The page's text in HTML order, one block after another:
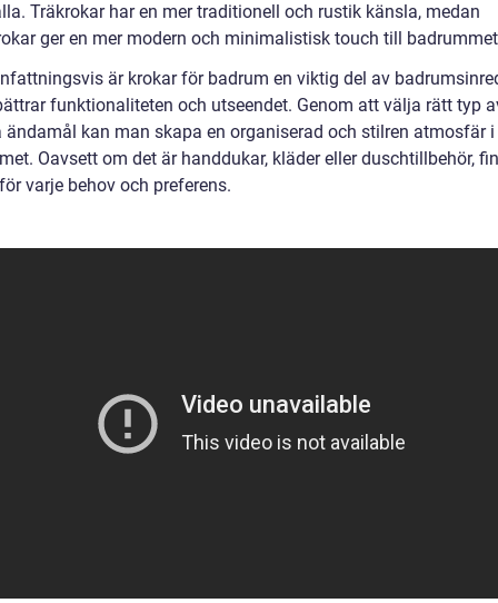
Träkrokar har en mer traditionell och rustik känsla, medan
ger en mer modern och minimalistisk touch till
är krokar för badrum en viktig del av
funktionaliteten och utseendet. Genom att välja rätt typ
ändamål kan man skapa en organiserad och stilren atmosfär i
Oavsett om det är handdukar, kläder eller duschtillbehör,
varje behov och preferens.